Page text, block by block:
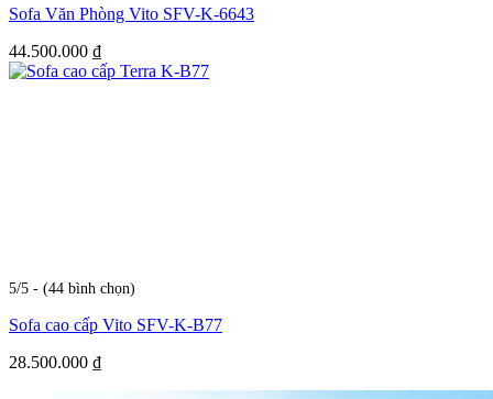
Sofa Văn Phòng Vito SFV-K-6643
44.500.000 ₫
5/5 - (44 bình chọn)
Sofa cao cấp Vito SFV-K-B77
28.500.000 ₫